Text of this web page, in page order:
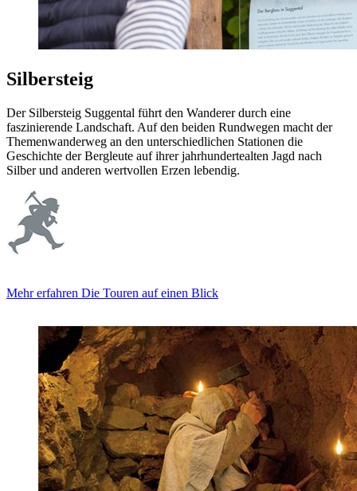
Silbersteig
Der Silbersteig Suggental führt den Wanderer durch eine
faszinierende Landschaft. Auf den beiden Rundwegen macht der
Themenwanderweg an den unterschiedlichen Stationen die
Geschichte der Bergleute auf ihrer jahrhundertealten Jagd nach
Silber und anderen wertvollen Erzen lebendig.
Mehr erfahren Die Touren auf einen Blick